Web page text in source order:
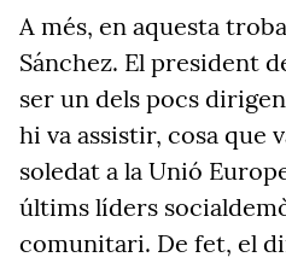
A més, en aquesta
Sánchez. El president
ser un dels pocs
hi va assistir, cosa que
soledat a la Unió
últims líders
comunitari. De fet, el